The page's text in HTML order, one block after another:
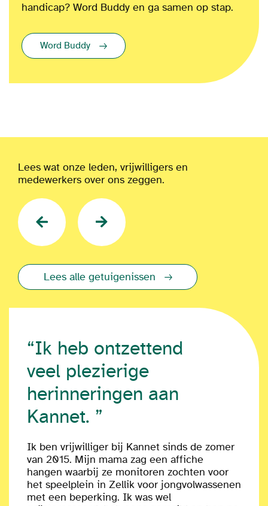
handicap? Word Buddy en ga samen op stap.
Word Buddy
Lees wat onze leden, vrijwilligers en
medewerkers over ons zeggen.
Lees alle getuigenissen
“Ik heb ontzettend
veel plezierige
herinneringen aan
Kannet. ”
Ik ben vrijwilliger bij Kannet sinds de zomer
van 2015. Mijn mama zag een affiche
hangen waarbij ze monitoren zochten voor
het speelplein in Zellik voor jongvolwassenen
met een beperking. Ik was wel